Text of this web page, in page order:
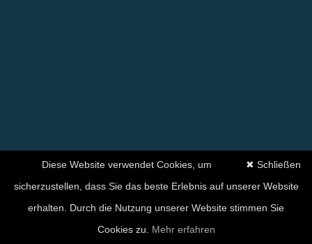
✖ Schließen
Diese Website verwendet Cookies, um
sicherzustellen, dass Sie das beste Erlebnis auf unserer Website
erhalten. Durch die Nutzung unserer Website stimmen Sie
Cookies zu. Mehr erfahren